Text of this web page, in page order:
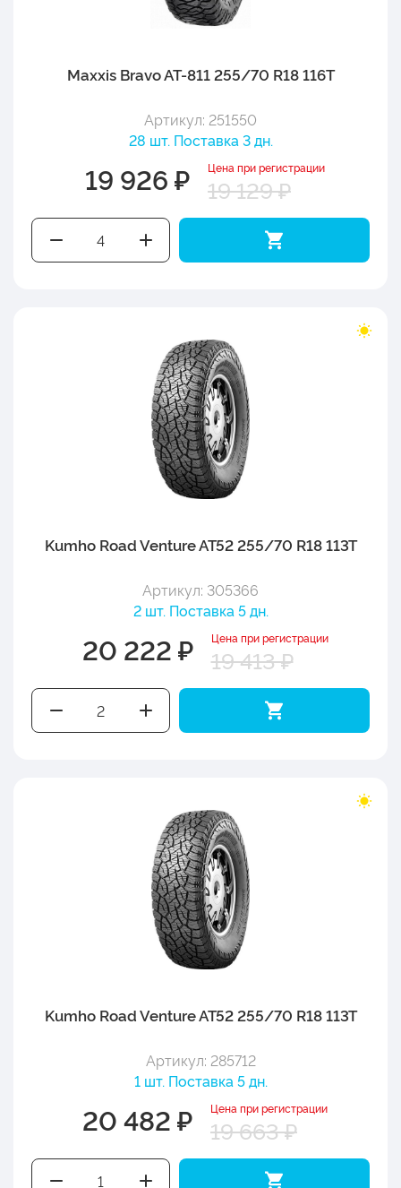
Maxxis Bravo AT-811 255/70 R18 116T
Артикул: 251550
28 шт. Поставка 3 дн.
19 926 ₽ Цена при регистрации
19 129 ₽
Kumho Road Venture AT52 255/70 R18 113T
Артикул: 305366
2 шт. Поставка 5 дн.
20 222 ₽ Цена при регистрации
19 413 ₽
Kumho Road Venture AT52 255/70 R18 113T
Артикул: 285712
1 шт. Поставка 5 дн.
20 482 ₽ Цена при регистрации
19 663 ₽